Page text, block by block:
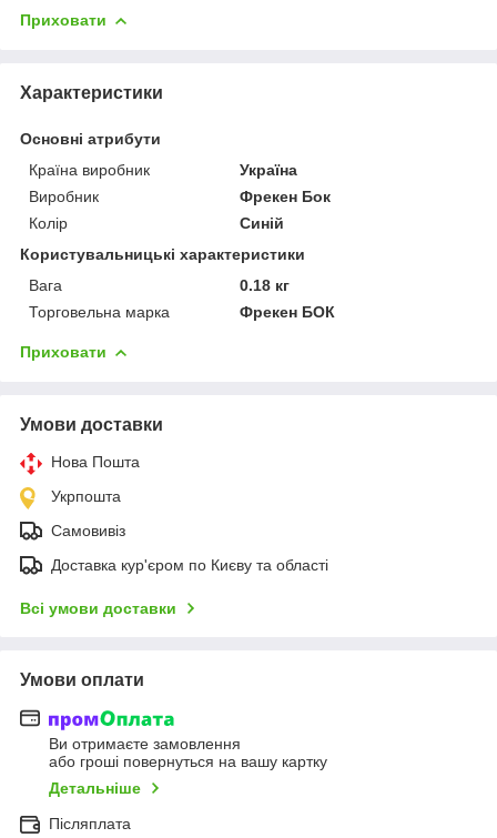
Приховати
Характеристики
Основні атрибути
Країна виробник
Україна
Виробник
Фрекен Бок
Колір
Синій
Користувальницькі характеристики
Вага
0.18 кг
Торговельна марка
Фрекен БОК
Приховати
Умови доставки
Нова Пошта
Укрпошта
Самовивіз
Доставка кур'єром по Києву та області
Всі умови доставки
Умови оплати
Ви отримаєте замовлення
або гроші повернуться на вашу картку
Детальніше
Післяплата